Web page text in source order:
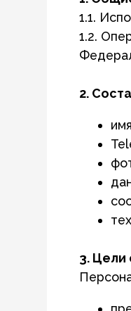
2.
3. Цели